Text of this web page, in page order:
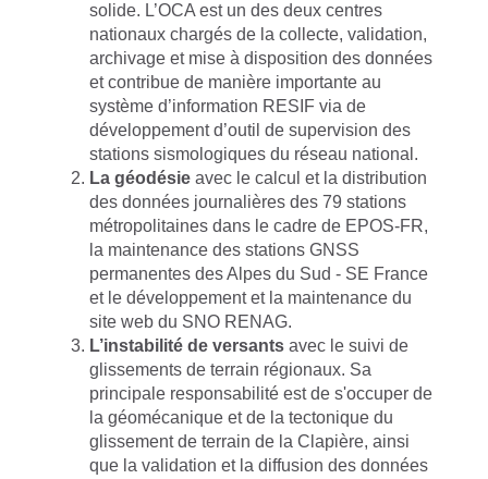
solide. L’OCA est un des deux centres
nationaux chargés de la collecte, validation,
archivage et mise à disposition des données
et contribue de manière importante au
système d’information RESIF via de
développement d’outil de supervision des
stations sismologiques du réseau national.
La géodésie avec le calcul et la distribution
des données journalières des 79 stations
métropolitaines dans le cadre de EPOS-FR,
la maintenance des stations GNSS
permanentes des Alpes du Sud - SE France
et le développement et la maintenance du
site web du SNO RENAG.
L’instabilité de versants avec le suivi de
glissements de terrain régionaux. Sa
principale responsabilité est de s'occuper de
la géomécanique et de la tectonique du
glissement de terrain de la Clapière, ainsi
que la validation et la diffusion des données